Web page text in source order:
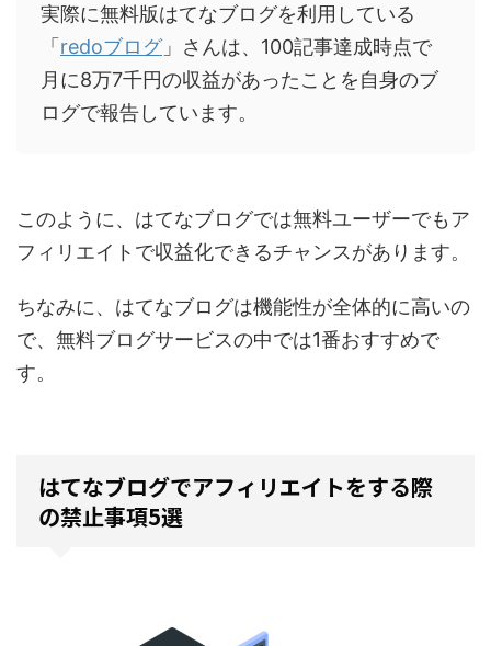
実際に無料版はてなブログを利用している
「redoブログ」さんは、100記事達成時点で
月に8万7千円の収益があったことを自身のブ
ログで報告しています。
このように、はてなブログでは無料ユーザーでもア
フィリエイトで収益化できるチャンスがあります。
ちなみに、はてなブログは機能性が全体的に高いの
で、無料ブログサービスの中では1番おすすめで
す。
はてなブログでアフィリエイトをする際
の禁止事項5選